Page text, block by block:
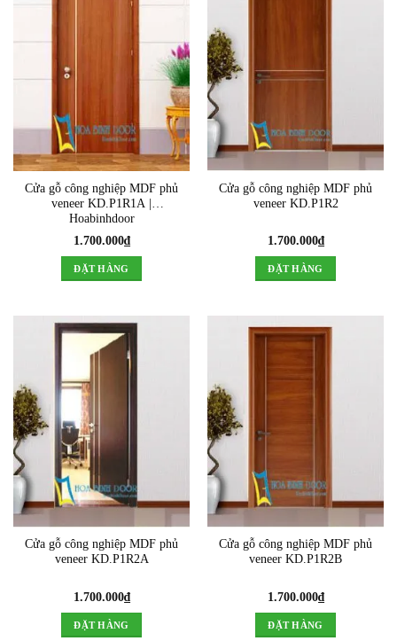
Cửa gỗ công nghiệp MDF phủ
veneer KD.P1R1A |
Hoabinhdoor
1.700.000₫
ĐẶT HÀNG
Cửa gỗ công nghiệp MDF phủ
veneer KD.P1R2
1.700.000₫
ĐẶT HÀNG
Cửa gỗ công nghiệp MDF phủ
veneer KD.P1R2A
1.700.000₫
ĐẶT HÀNG
Cửa gỗ công nghiệp MDF phủ
veneer KD.P1R2B
1.700.000₫
ĐẶT HÀNG